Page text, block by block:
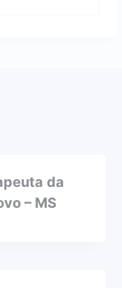
da
– MS